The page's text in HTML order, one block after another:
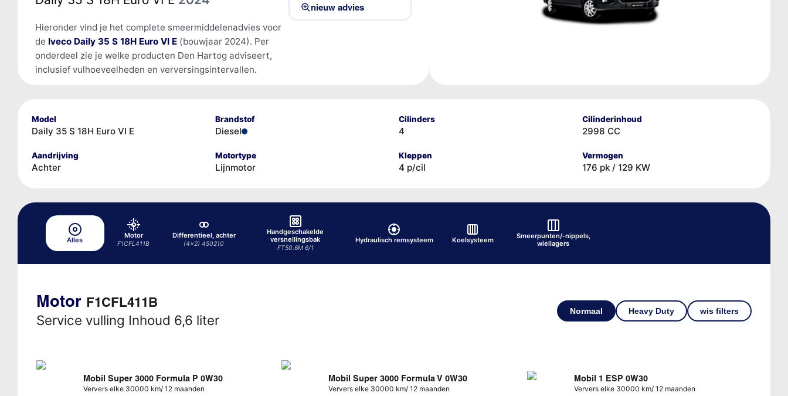
Hieronder vind je het complete smeermiddelenadvies voor
de Iveco Daily 35 S 18H Euro VI E(bouwjaar 2024). Per
onderdeel zie je welke producten Den Hartog adviseert,
inclusief vulhoeveelheden en verversingsintervallen.
nieuw advies
Model
Daily 35 S 18H Euro VI E
Brandstof
Diesel
Cilinders
4
Cilinderinhoud
2998 CC
Aandrijving
Achter
Motortype
Lijnmotor
Kleppen
4 p/cil
Vermogen
176 pk / 129 KW
Alles
Motor
F1CFL411B
Differentieel, achter
(4x2) 450210
Handgeschakelde
versnellingsbak
FT50.6M 6/1
Hydraulisch remsysteem Koelsysteem
Smeerpunten/-nippels,
wiellagers
Motor F1CFL411B
Service vulling Inhoud 6,6 liter
Normaal Heavy Duty wis filters
Mobil Super 3000 Formula P 0W30
Ververs elke 30000 km/ 12 maanden
Mobil Super 3000 Formula V 0W30
Ververs elke 30000 km/ 12 maanden
Mobil 1 ESP 0W30
Ververs elke 30000 km/ 12 maanden